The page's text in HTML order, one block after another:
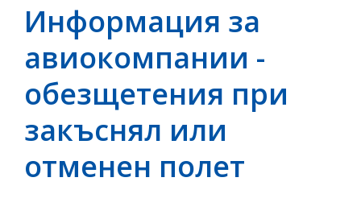
Информация за
авиокомпании -
обезщетения при
закъснял или
отменен полет